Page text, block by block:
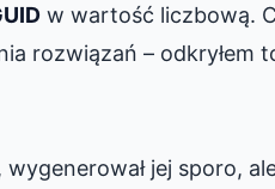
w wartość liczbową.
rozwiązań – odkryłem
jej sporo,